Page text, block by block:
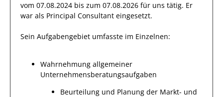
vom 07.08.2024 bis zum 07.08.2026 für uns tätig. Er
war als Principal Consultant eingesetzt.
Sein Aufgabengebiet umfasste im Einzelnen:
Wahrnehmung allgemeiner
Unternehmensberatungsaufgaben
Beurteilung und Planung der Markt- und